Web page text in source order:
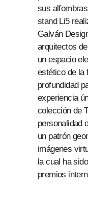
sus
stand Li5
Galván
arquitectos
un espacio
estético de la
profundidad
experiencia
colección de
personalidad
un patrón
imágenes
la cual ha
premios